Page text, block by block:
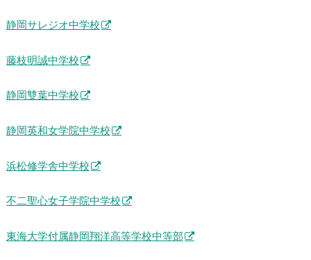
静岡サレジオ中学校
藤枝明誠中学校
静岡雙葉中学校
静岡英和女学院中学校
浜松修学舎中学校
不二聖心女子学院中学校
東海大学付属静岡翔洋高等学校中等部